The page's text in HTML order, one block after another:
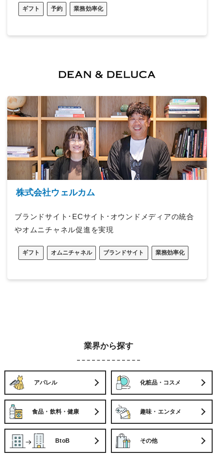
ギフト 予約 業務効率化
株式会社ウェルカム
ブランドサイト･ECサイト･オウンドメディアの統合
やオムニチャネル促進を実現
ギフト オムニチャネル ブランドサイト 業務効率化
業界から探す
アパレル 化粧品・コスメ
食品・飲料・健康 趣味・エンタメ
BtoB その他